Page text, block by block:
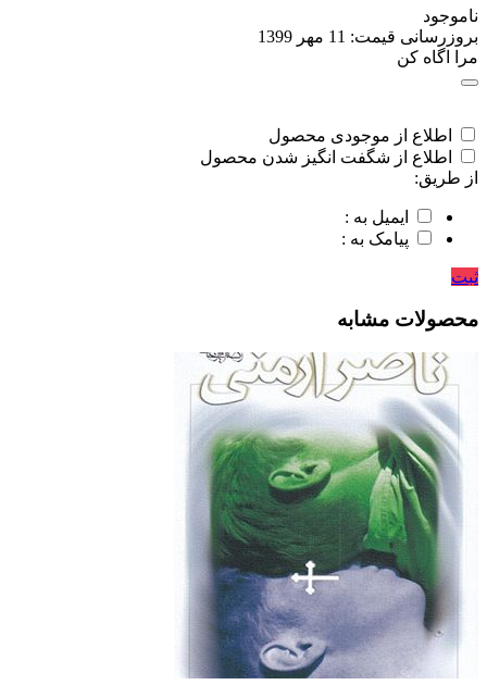
ناموجود
بروزرسانی قیمت: 11 مهر 1399
مرا اگاه کن
اطلاع از موجودی محصول
اطلاع از شگفت انگیز شدن محصول
از طریق:
ایمیل به :
پیامک به :
ثبت
محصولات مشابه